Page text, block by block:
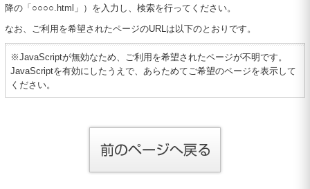
降の「○○○○.html」）を入力し、検索を行ってください。
なお、ご利用を希望されたページのURLは以下のとおりです。
※JavaScriptが無効なため、ご利用を希望されたページが不明です。
JavaScriptを有効にしたうえで、あらためてご希望のページを表示して
ください。